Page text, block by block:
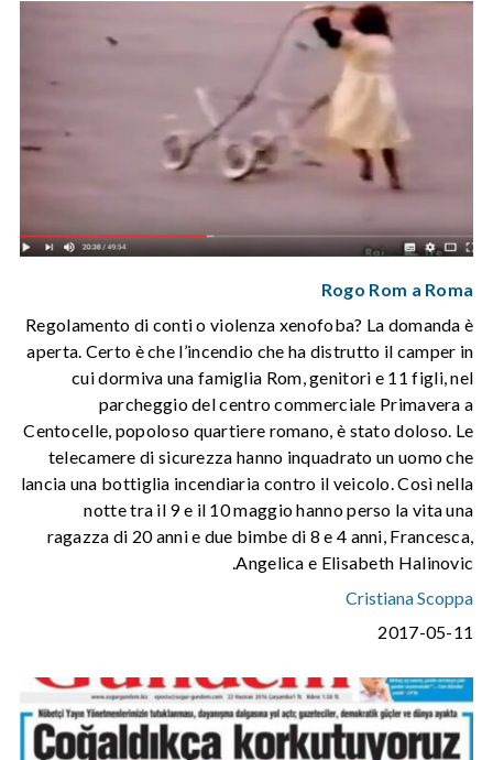
Rogo Rom a Roma
Regolamento di conti o violenza xenofoba? La domanda è
aperta. Certo è che l’incendio che ha distrutto il camper in
cui dormiva una famiglia Rom, genitori e 11 figli, nel
parcheggio del centro commerciale Primavera a
Centocelle, popoloso quartiere romano, è stato doloso. Le
telecamere di sicurezza hanno inquadrato un uomo che
lancia una bottiglia incendiaria contro il veicolo. Così nella
notte tra il 9 e il 10 maggio hanno perso la vita una
ragazza di 20 anni e due bimbe di 8 e 4 anni, Francesca,
Angelica e Elisabeth Halinovic.
Cristiana Scoppa
2017-05-11